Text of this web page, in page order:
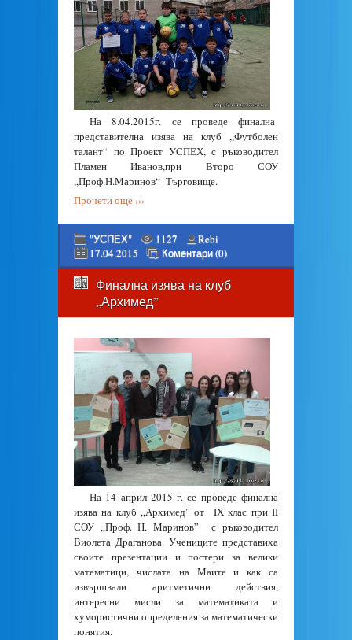
На 8.04.2015г. се проведе финална
представителна изява на клуб ,,Футболен
талант“ по Проект УСПЕХ, с ръководител
Пламен Иванов,при Второ СОУ
,,Проф.Н.Маринов“- Търговище.
Прочети още ›››
"УСПЕХ" 1127
Rebi
17.04.2015
Коментари (0)
Финална изява на клуб
„Архимед”
На 14 април 2015 г. се проведе финална
изява на клуб „Архимед” от IX клас при II
СОУ „Проф. Н. Маринов” с ръководител
Виолета Драганова. Учениците представиха
своите презентации и постери за велики
математици, числата на Маите и как са
извършвали аритметични действия,
интересни мисли за математиката и
хумористични определения за математически
понятия.